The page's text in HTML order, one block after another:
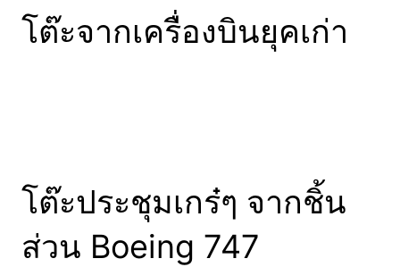
โต๊ะจากเครื่องบินยุคเก่า
โต๊ะประชุมเกร๋ๆ จากชิ้น
ส่วน Boeing 747